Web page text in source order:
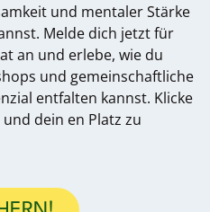
und mentaler Stärke
Melde dich jetzt für
an und erlebe, wie du
und gemeinschaftliche
entfalten kannst. Klicke
dein en Platz zu